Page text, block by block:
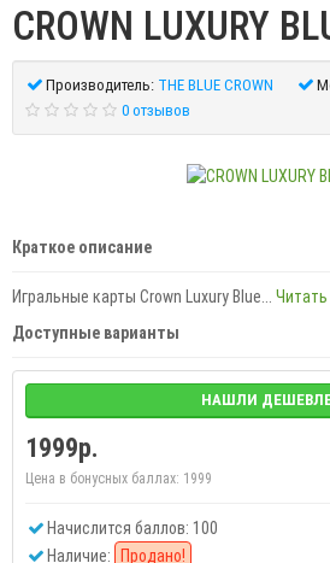
CROWN LUXURY
Производитель: THE BLUE CROWN
0 отзывов
Краткое описание
Игральные карты Crown Luxury Blue... Читать
Доступные варианты
НАШЛИ
1999р.
Цена в бонусных баллах: 1999
Начислится баллов: 100
Наличие: Продано!